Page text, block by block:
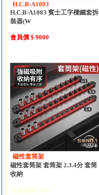
H.C.B-A1003
H.C.B-A1003 賓士工字樑鐵套拆
裝器(W
會員價 $ 9000
磁性套筒架
磁性套筒架 套筒架 2.3.4分 套筒
收納
建議售價 : 150